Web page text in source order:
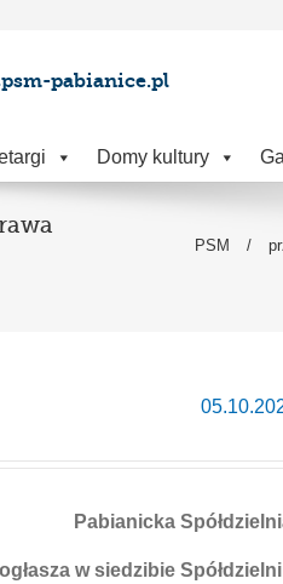
pabianice.pl
Domy kultury
PSM /
Pabianicka
ogłasza w siedzibie